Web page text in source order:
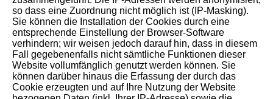
so dass eine Zuordnung nicht möglich ist (IP-Masking).
Sie können die Installation der Cookies durch eine
entsprechende Einstellung der Browser-Software
verhindern; wir weisen jedoch darauf hin, dass in diesem
Fall gegebenenfalls nicht sämtliche Funktionen dieser
Website vollumfänglich genutzt werden können. Sie
können darüber hinaus die Erfassung der durch das
Cookie erzeugten und auf Ihre Nutzung der Website